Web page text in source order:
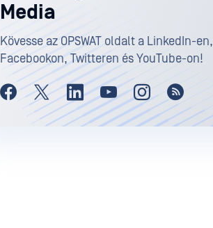
Media
Kövesse az OPSWAT oldalt a LinkedIn-en,
Facebookon, Twitteren és YouTube-on!